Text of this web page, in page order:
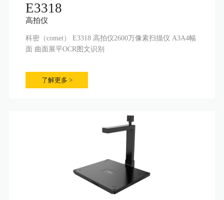
E3318
高拍仪
科密（comet） E3318 高拍仪2600万像素扫描仪 A3A4幅
面 曲面展平OCR图文识别
了解更多 >